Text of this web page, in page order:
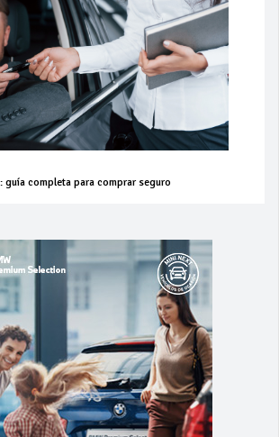
guía completa para comprar seguro